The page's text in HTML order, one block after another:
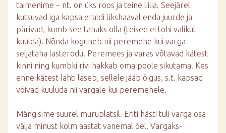
taimenime – nt. on üks roos ja teine liilia. Seejärel
kutsuvad iga kapsa eraldi ükshaaval enda juurde ja
pärivad, kumb see tahaks olla (teised ei tohi valikut
kuulda). Nõnda koguneb nii peremehe kui varga
seljataha lasterodu. Peremees ja varas võtavad kätest
kinni ning kumbki rivi hakkab oma poole sikutama. Kes
enne kätest lahti laseb, sellele jääb õigus, s.t. kapsad
võivad kuuluda nii vargale kui peremehele.
Mängisime suurel muruplatsil. Eriti hästi tuli varga osa
välja minust kolm aastat vanemal õel. Vargaks-